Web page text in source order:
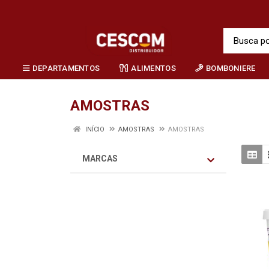
DEPARTAMENTOS ALIMENTOS BOMBONIERE
AMOSTRAS
INÍCIO AMOSTRAS AMOSTRAS
MARCAS